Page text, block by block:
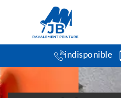
indisponible